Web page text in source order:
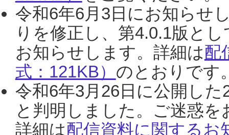
令和6年6月3日にお知らせ
りを修正し、第4.0.1版と
お知らせします。詳細は配
式：121KB） のとおりです
令和6年3月26日に公開し
と判明しました。ご迷惑
詳細は配信資料に関するお